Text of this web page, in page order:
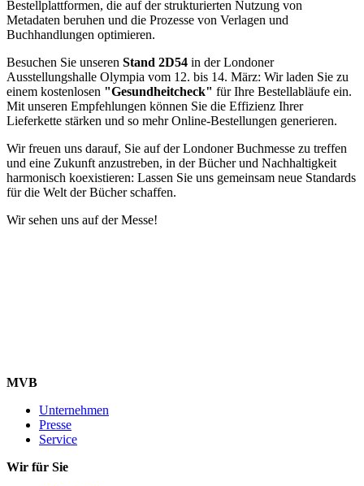
Bestellplattformen, die auf der strukturierten Nutzung von
Metadaten beruhen und die Prozesse von Verlagen und
Buchhandlungen optimieren.
Besuchen Sie unseren Stand 2D54 in der Londoner
Ausstellungshalle Olympia vom 12. bis 14. März: Wir laden Sie zu
einem kostenlosen "Gesundheitcheck" für Ihre Bestellabläufe ein.
Mit unseren Empfehlungen können Sie die Effizienz Ihrer
Lieferkette stärken und so mehr Online-Bestellungen generieren.
Wir freuen uns darauf, Sie auf der Londoner Buchmesse zu treffen
und eine Zukunft anzustreben, in der Bücher und Nachhaltigkeit
harmonisch koexistieren: Lassen Sie uns gemeinsam neue Standards
für die Welt der Bücher schaffen.
Wir sehen uns auf der Messe!
MVB
Unternehmen
Presse
Service
Wir für Sie